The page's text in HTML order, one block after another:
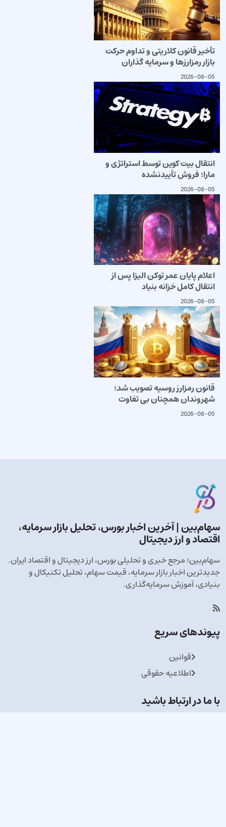
تأخیر قانون کلاریتی و تداوم حرکت
بازار رمزارزها و سرمایه گذاران
2026-08-05
انتقال بیت کوین توسط استراتژی و
مارا؛ فروش تأییدنشده
2026-08-05
اعلام پایان عمر توکن الیزا پس از
انتقال کامل خزانه بنیاد
2026-08-05
قانون رمزارز روسیه تصویب شد؛
شهروندان همچنان بی تفاوت
2026-08-05
سهام‌بین | آخرین اخبار بورس، تحلیل بازار سرمایه،
اقتصاد و ارز دیجیتال
سهام‌بین؛ مرجع خبری و تحلیلی بورس، ارز دیجیتال و اقتصاد ایران.
جدیدترین اخبار بازار سرمایه، قیمت سهام، تحلیل تکنیکال و
بنیادی، آموزش سرمایه‌گذاری.
پیوندهای سریع
قوانین
اطلاعیه حقوقی
با ما در ارتباط باشید